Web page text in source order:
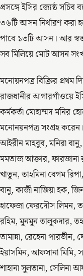
প্রসঙ্গে ইসির জ্যেষ্ঠ
৩৬টি আসন নির্ধারণ করা
পাবে ১৩টি আসন। আর
সব মিলিয়ে মোট আসন
মনোয়নপত্র বিক্রির প্রথম
রাজধানীর আগারগাঁওয়ে ইসি
কর্মকর্তা মোহাম্মদ মনির
মনোনয়নপত্র সংগ্রহ
আইরীন মাহবুব, মনিরা
মমতাজ আক্তার, ফারজানা
খাতুন, তাহমিনা বেগম
বানু, কাজী নাজিয়া হক,
হাফেজা ফেরদৌস লিমন,
রহিম, মুনমুন তালুকদার,
তামান্না, রেহেনা
ইয়াসমিন, আফসানা মিমি,
শাহানা সুলতানা, সেলিনা